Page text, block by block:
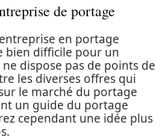
de portage
en portage
bien difficile pour un
dispose pas de points de
les diverses offres qui
le marché du portage
un guide du portage
cependant une idée plus